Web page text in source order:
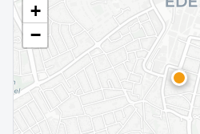
+
−